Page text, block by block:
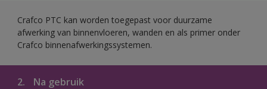
Crafco PTC kan worden toegepast voor duurzame
afwerking van binnenvloeren, wanden en als primer onder
Crafco binnenafwerkingssystemen.
2. Na gebruik